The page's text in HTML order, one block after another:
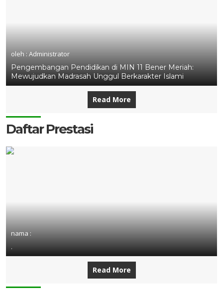
oleh : Administrator
Pengembangan Pendidikan di MIN 11 Bener Meriah:
Mewujudkan Madrasah Unggul Berkarakter Islami
Read More
Daftar Prestasi
nama :
.
Read More